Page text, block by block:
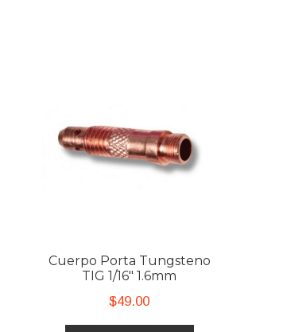
Cuerpo Porta Tungsteno
TIG 1/16″ 1.6mm
$49.00